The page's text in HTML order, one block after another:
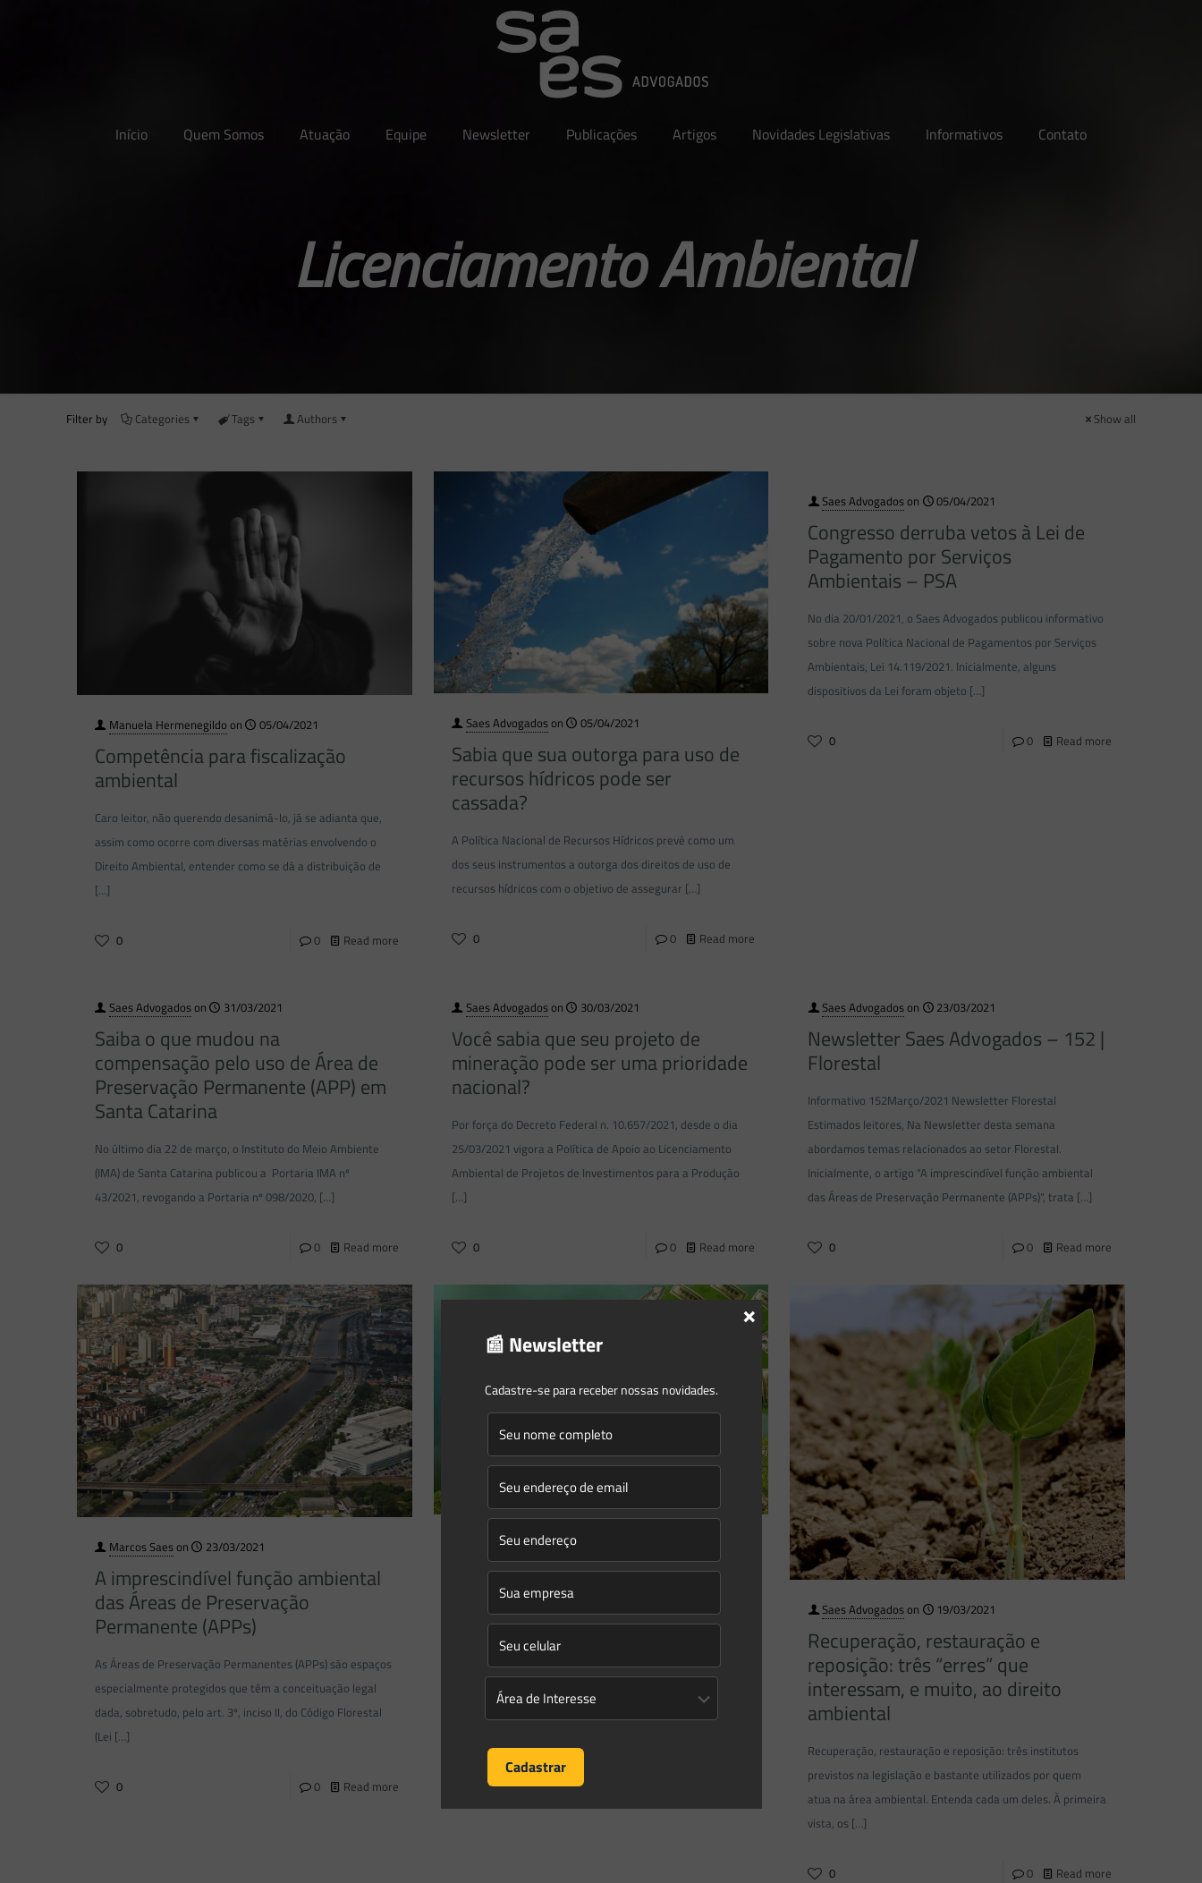
Início Quem Somos Atuação Equipe Newsletter Publicações Artigos Novidades Legislativas Informativos Contato
Licenciamento Ambiental
Filter by Categories Tags Authors Show all
Manuela Hermenegildo on 05/04/2021
Competência para fiscalização
ambiental
Caro leitor, não querendo desanimá-lo, já se adianta que,
assim como ocorre com diversas matérias envolvendo o
Direito Ambiental, entender como se dá a distribuição de
[…]
0 0 Read more
Saes Advogadoson 05/04/2021
Sabia que sua outorga para uso de
recursos hídricos pode ser
cassada?
A Política Nacional de Recursos Hídricos prevê como um
dos seus instrumentos a outorga dos direitos de uso de
recursos hídricos com o objetivo de assegurar […]
0 0 Read more
Saes Advogadoson 05/04/2021
Congresso derruba vetos à Lei de
Pagamento por Serviços
Ambientais – PSA
No dia 20/01/2021, o Saes Advogados publicou informativo
sobre nova Política Nacional de Pagamentos por Serviços
Ambientais, Lei 14.119/2021. Inicialmente, alguns
dispositivos da Lei foram objeto […]
0 0 Read more
Saes Advogadoson 31/03/2021
Saiba o que mudou na
compensação pelo uso de Área de
Preservação Permanente (APP) em
Santa Catarina
No último dia 22 de março, o Instituto do Meio Ambiente
(IMA) de Santa Catarina publicou a Portaria IMA nº
43/2021, revogando a Portaria nº 098/2020, […]
0 0 Read more
Saes Advogadoson 30/03/2021
Você sabia que seu projeto de
mineração pode ser uma prioridade
nacional?
Por força do Decreto Federal n. 10.657/2021, desde o dia
25/03/2021 vigora a Política de Apoio ao Licenciamento
Ambiental de Projetos de Investimentos para a Produção
[…]
0 0 Read more
Saes Advogadoson 23/03/2021
Newsletter Saes Advogados – 152 |
Florestal
Informativo 152Março/2021 Newsletter Florestal
Estimados leitores, Na Newsletter desta semana
abordamos temas relacionados ao setor Florestal.
Inicialmente, o artigo “A imprescindível função ambiental
das Áreas de Preservação Permanente (APPs)“, trata […]
0 0 Read more
Marcos Saeson 23/03/2021
A imprescindível função ambiental
das Áreas de Preservação
Permanente (APPs)
As Áreas de Preservação Permanentes (APPs) são espaços
especialmente protegidos que têm a conceituação legal
dada, sobretudo, pelo art. 3º, inciso II, do Código Florestal
(Lei […]
0 0 Read more
Saes Advogadoson
Saiba como monetizar sua Reserva
Legal e aprenda: Dinheiro pode sim
dar em árvore
objetiva duas das diversas possibilidades de monetização
Saes Advogadoson 19/03/2021
Recuperação, restauração e
reposição: três “erres” que
interessam, e muito, ao direito
ambiental
Recuperação, restauração e reposição: três institutos
previstos na legislação e bastante utilizados por quem
atua na área ambiental. Entenda cada um deles. À primeira
vista, os […]
0 0 Read more
📰 Newsletter
Cadastre-se para receber nossas novidades.
×